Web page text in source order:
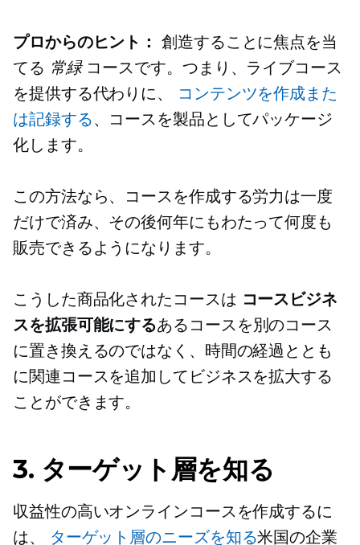
プロからのヒント：
創造することに焦点を当
てる 常緑コースです。つまり、ライブコース
を提供する代わりに、
コンテンツを作成また
は記録する、コースを製品としてパッケージ
化します。
この方法なら、コースを作成する労力は一度
だけで済み、その後何年にもわたって何度も
販売できるようになります。
こうした商品化されたコースは コースビジネ
スを拡張可能にするあるコースを別のコース
に置き換えるのではなく、時間の経過ととも
に関連コースを追加してビジネスを拡大する
ことができます。
3. ターゲット層を知る
収益性の高いオンラインコースを作成するに
は、
ターゲット層のニーズを知る米国の企業